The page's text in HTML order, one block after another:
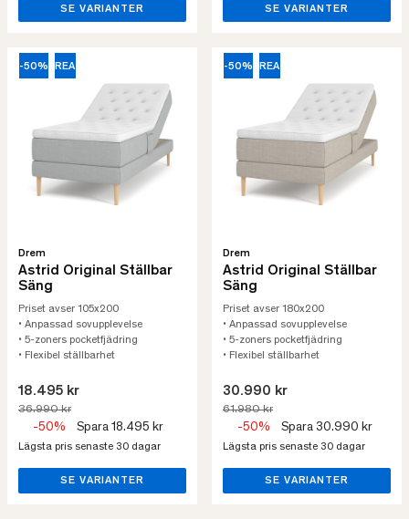
SE VARIANTER SE VARIANTER
-50% REA
Drem
Astrid Original Ställbar
Säng
Priset avser 105x200
• Anpassad sovupplevelse
• 5-zoners pocketfjädring
• Flexibel ställbarhet
18.495 kr
36.990 kr
-50% Spara 18.495 kr
Lägsta pris senaste 30 dagar
SE VARIANTER
-50% REA
Drem
Astrid Original Ställbar
Säng
Priset avser 180x200
• Anpassad sovupplevelse
• 5-zoners pocketfjädring
• Flexibel ställbarhet
30.990 kr
61.980 kr
-50% Spara 30.990 kr
Lägsta pris senaste 30 dagar
SE VARIANTER